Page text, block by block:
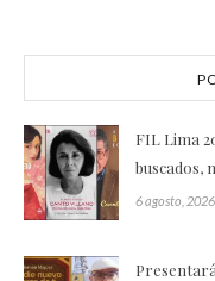
FIL Lima
buscados,
6 agosto, 2026